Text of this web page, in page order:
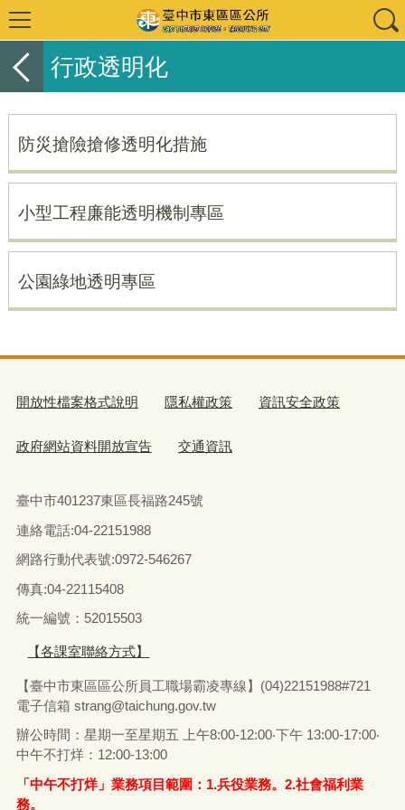
行政透明化
防災搶險搶修透明化措施
小型工程廉能透明機制專區
公園綠地透明專區
開放性檔案格式說明 隱私權政策 資訊安全政策
政府網站資料開放宣告 交通資訊
臺中市401237東區長福路245號
連絡電話:04-22151988
網路行動代表號:0972-546267
傳真:04-22115408
統一編號：52015503
【各課室聯絡方式】
【臺中市東區區公所員工職場霸凌專線】(04)22151988#721
電子信箱 strang@taichung.gov.tw
辦公時間：星期一至星期五 上午8:00-12:00‧下午 13:00-17:00‧
中午不打烊：12:00-13:00
「中午不打烊」業務項目範圍：1.兵役業務。2.社會福利業
務。